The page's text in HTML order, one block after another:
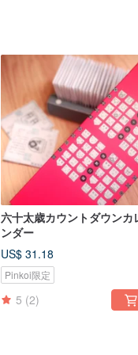
六十太歳カウントダウンカ
ンダー
US$ 31.18
Pinkoi限定
5 (2)